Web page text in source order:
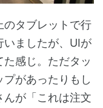
のタブレットで行
いましたが、UIが
感じ。ただタッ
があったりもし
んが「これは注文